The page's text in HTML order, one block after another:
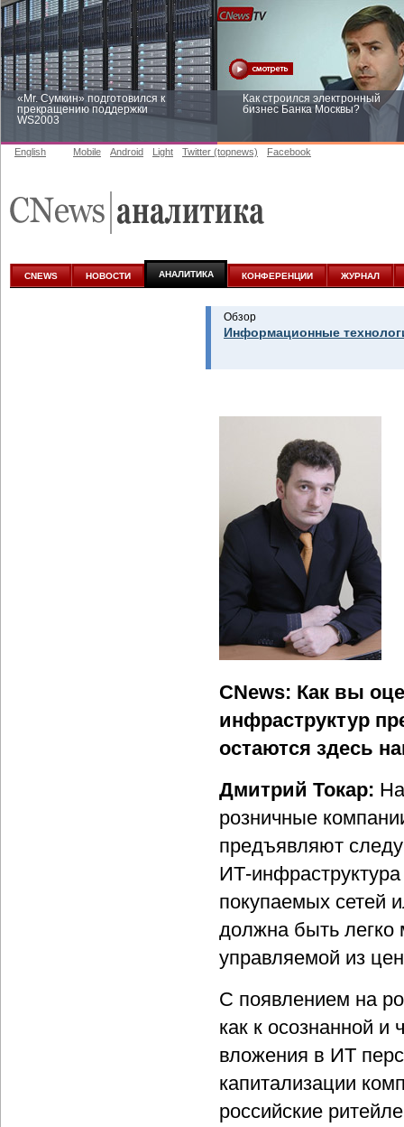
«Mr. Сумкин» подготовился к
прекращению поддержки
WS2003
Как строился электронный
бизнес Банка Москвы?
аналитике
English Mobile Android Light Twitter (topnews) Facebook
CNEWS НОВОСТИ АНАЛИТИКА КОНФЕРЕНЦИИ ЖУРНАЛ
Обзор
Информационные
CNews: Как вы
инфраструктур
остаются здесь
Дмитрий Токар:
розничные
предъявляют
ИТ-
покупаемых сетей
должна быть легко
управляемой из
С появлением на
как к осознанной
вложения в ИТ
капитализации
российские